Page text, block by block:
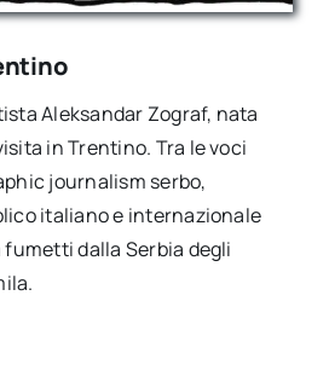
Aleksandar Zograf, nata
in Trentino. Tra le voci
journalism serbo,
italiano e internazionale
dalla Serbia degli